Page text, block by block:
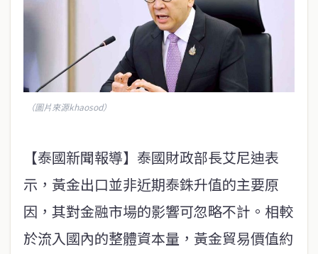
（圖片來源khaosod）
【泰國新聞報導】泰國財政部長艾尼迪表
示，黃金出口並非近期泰銖升值的主要原
因，其對金融市場的影響可忽略不計。相較
於流入國內的整體資本量，黃金貿易價值約